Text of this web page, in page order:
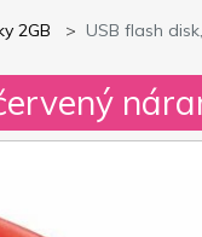
2GB USB flash